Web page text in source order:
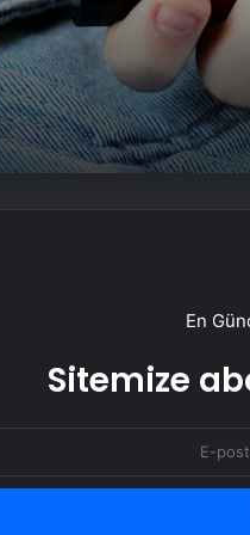
En
Sitemize